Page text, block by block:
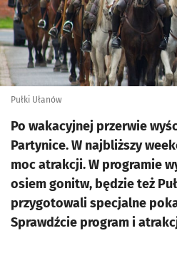
Pułki Ułanów
Po wakacyjnej przerwie
Partynice. W najbliższy
moc atrakcji. W programie
osiem gonitw, będzie też
przygotowali specjalne
Sprawdźcie program i